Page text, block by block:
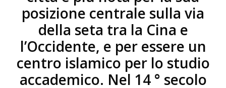
posizione centrale sulla via
della seta tra la Cina e
l’Occidente, e per essere un
centro islamico per lo studio
accademico. Nel 14 ° secolo